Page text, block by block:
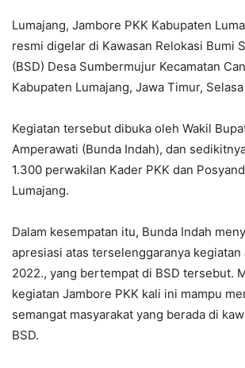
Lumajang, Jambore PKK Kabupaten
resmi digelar di Kawasan Relokasi Bumi
(BSD) Desa Sumbermujur Kecamatan
Kabupaten Lumajang, Jawa Timur,
Kegiatan tersebut dibuka oleh Wakil
Amperawati (Bunda Indah), dan
1.300 perwakilan Kader PKK dan
Lumajang.
Dalam kesempatan itu, Bunda Indah
apresiasi atas terselenggaranya kegiatan
2022., yang bertempat di BSD tersebut.
kegiatan Jambore PKK kali ini mampu
semangat masyarakat yang berada di
BSD.